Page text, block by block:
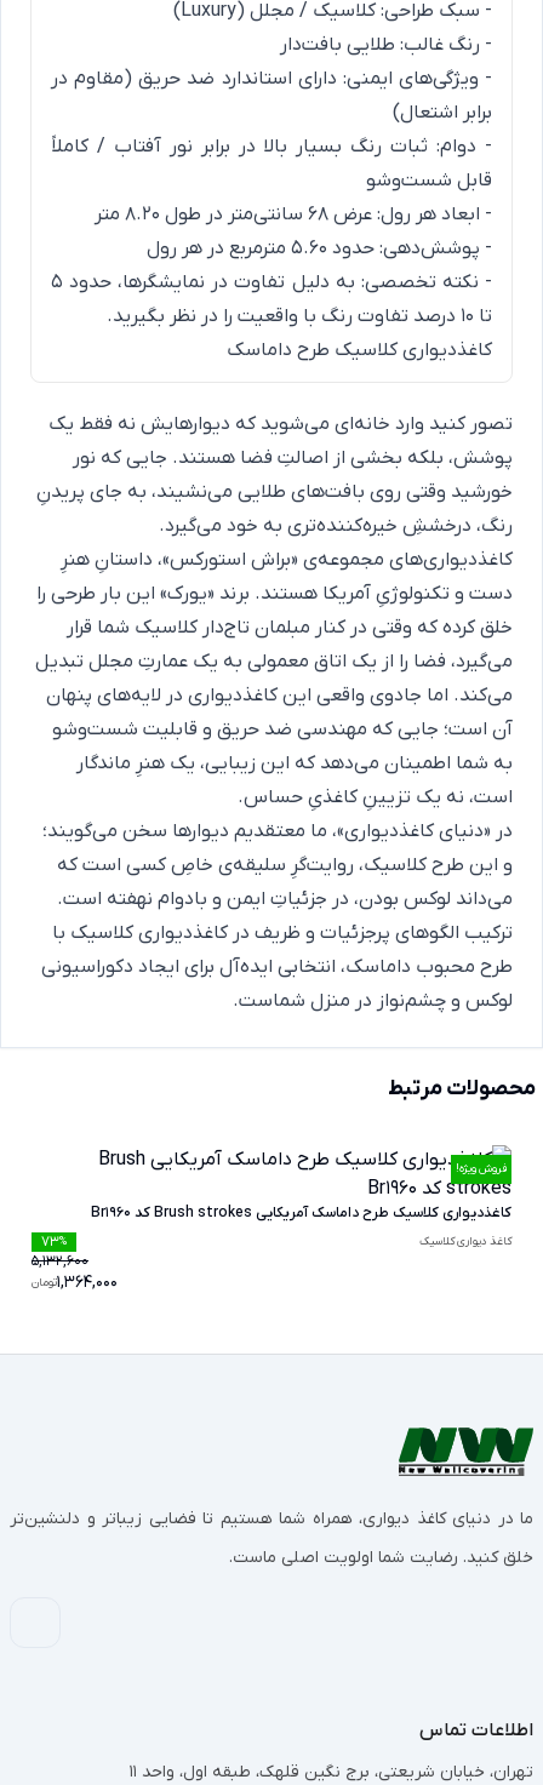
- سبک طراحی: کلاسیک / مجلل (Luxury)
- رنگ غالب: طلایی بافت‌دار
- ویژگی‌های ایمنی: دارای استاندارد ضد حریق (مقاوم در
برابر اشتعال)
- دوام: ثبات رنگ بسیار بالا در برابر نور آفتاب / کاملاً
قابل شست‌وشو
- ابعاد هر رول: عرض ۶۸ سانتی‌متر در طول ۸.۲۰ متر
- پوشش‌دهی: حدود ۵.۶۰ مترمربع در هر رول
- نکته تخصصی: به دلیل تفاوت در نمایشگرها، حدود ۵
تا ۱۰ درصد تفاوت رنگ با واقعیت را در نظر بگیرید.
کاغذدیواری کلاسیک طرح داماسک
تصور کنید وارد خانه‌ای می‌شوید که دیوارهایش نه فقط یک
پوشش، بلکه بخشی از اصالتِ فضا هستند. جایی که نور
خورشید وقتی روی بافت‌های طلایی می‌نشیند، به جای پریدنِ
رنگ، درخششِ خیره‌کننده‌تری به خود می‌گیرد.
کاغذدیواری‌های مجموعه‌ی «براش استورکس»، داستانِ هنرِ
دست و تکنولوژیِ آمریکا هستند. برند «یورک» این بار طرحی را
خلق کرده که وقتی در کنار مبلمان تاج‌دار کلاسیک شما قرار
می‌گیرد، فضا را از یک اتاق معمولی به یک عمارتِ مجلل تبدیل
می‌کند. اما جادوی واقعی این کاغذدیواری در لایه‌های پنهان
آن است؛ جایی که مهندسی ضد حریق و قابلیت شست‌وشو
به شما اطمینان می‌دهد که این زیبایی، یک هنرِ ماندگار
است، نه یک تزیینِ کاغذیِ حساس.
در «دنیای کاغذدیواری»، ما معتقدیم دیوارها سخن می‌گویند؛
و این طرح کلاسیک، روایت‌گرِ سلیقه‌ی خاصِ کسی است که
می‌داند لوکس بودن، در جزئیاتِ ایمن و بادوام نهفته است.
ترکیب الگوهای پرجزئیات و ظریف در کاغذدیواری کلاسیک با
طرح محبوب داماسک، انتخابی ایده‌آل برای ایجاد دکوراسیونی
لوکس و چشم‌نواز در منزل شماست.
محصولات مرتبط
فروش ویژه!
کاغذدیواری کلاسیک طرح داماسک آمریکایی Brush strokes کد Br1960
کاغذ دیواری کلاسیک %
73
5,132,600
تومان1,364,000
ما در دنیای کاغذ دیواری، همراه شما هستیم تا فضایی زیباتر و دلنشین‌تر
خلق کنید. رضایت شما اولویت اصلی ماست.
اطلاعات تماس
تهران، خیابان شریعتی، برج نگین قلهک، طبقه اول، واحد 11